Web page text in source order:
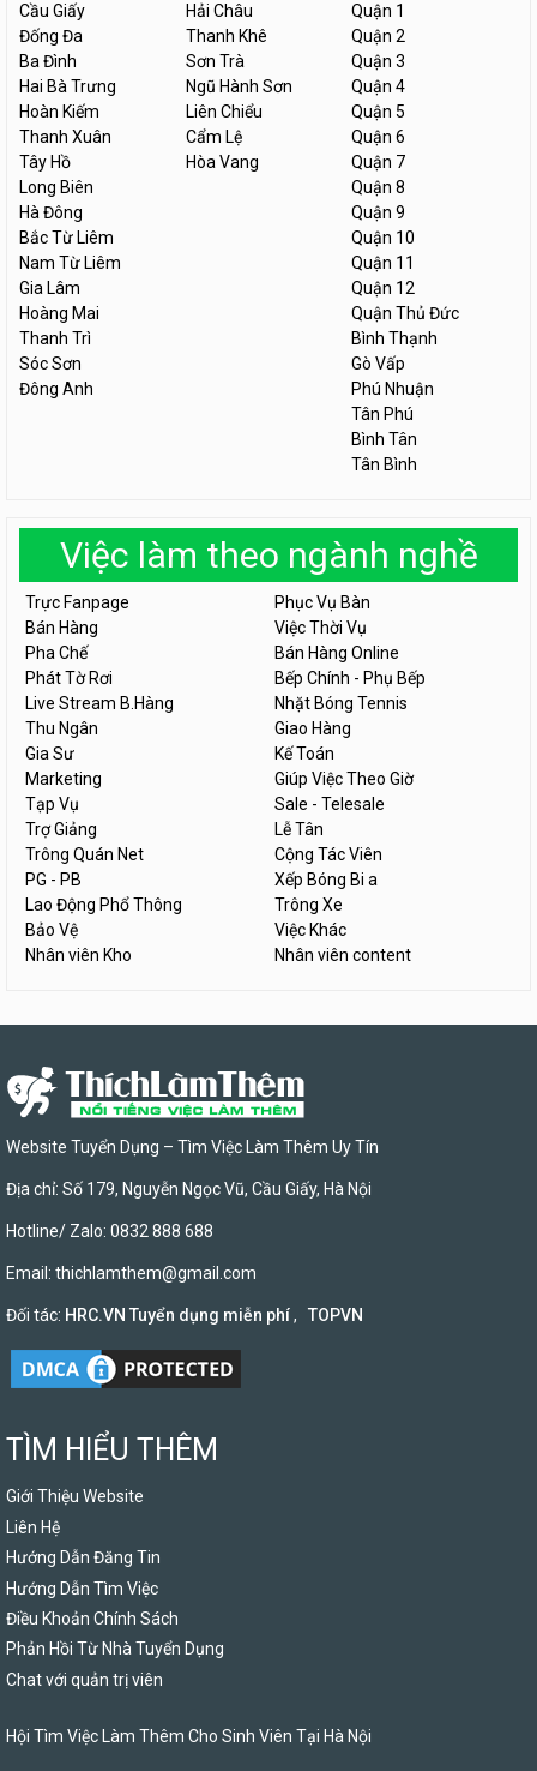
Cầu Giấy
Đống Đa
Ba Đình
Hai Bà Trưng
Hoàn Kiếm
Thanh Xuân
Tây Hồ
Long Biên
Hà Đông
Bắc Từ Liêm
Nam Từ Liêm
Gia Lâm
Hoàng Mai
Thanh Trì
Sóc Sơn
Đông Anh
Hải Châu
Thanh Khê
Sơn Trà
Ngũ Hành Sơn
Liên Chiểu
Cẩm Lệ
Hòa Vang
Quận 1
Quận 2
Quận 3
Quận 4
Quận 5
Quận 6
Quận 7
Quận 8
Quận 9
Quận 10
Quận 11
Quận 12
Quận Thủ Đức
Bình Thạnh
Gò Vấp
Phú Nhuận
Tân Phú
Bình Tân
Tân Bình
Việc làm theo ngành nghề
Trực Fanpage
Phục Vụ Bàn
Bán Hàng
Việc Thời Vụ
Pha Chế
Bán Hàng Online
Phát Tờ Rơi
Bếp Chính - Phụ Bếp
Live Stream B.Hàng
Nhặt Bóng Tennis
Thu Ngân
Giao Hàng
Gia Sư
Kế Toán
Marketing
Giúp Việc Theo Giờ
Tạp Vụ
Sale - Telesale
Trợ Giảng
Lễ Tân
Trông Quán Net
Cộng Tác Viên
PG - PB
Xếp Bóng Bi a
Lao Động Phổ Thông
Trông Xe
Bảo Vệ
Việc Khác
Nhân viên Kho
Nhân viên content
Website Tuyển Dụng – Tìm Việc Làm Thêm Uy Tín
Địa chỉ: Số 179, Nguyễn Ngọc Vũ, Cầu Giấy, Hà Nội
Hotline/ Zalo: 0832 888 688
Email: thichlamthem@gmail.com
Đối tác: HRC.VN Tuyển dụng miễn phí, TOPVN
TÌM HIỂU THÊM
Giới Thiệu Website
Liên Hệ
Hướng Dẫn Đăng Tin
Hướng Dẫn Tìm Việc
Điều Khoản Chính Sách
Phản Hồi Từ Nhà Tuyển Dụng
Chat với quản trị viên
Hội Tìm Việc Làm Thêm Cho Sinh Viên Tại Hà Nội